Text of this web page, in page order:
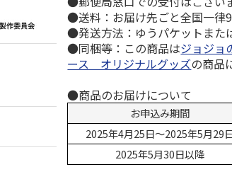
●送料：お届け先ごと全国一律
●発送方法：ゆうパケットまた
●同梱等：この商品はジョジョ
ース オリジナルグッズの商品
●商品のお届けについて
お申込み期間
2025年4月25日～2025年5月29
2025年5月30日以降